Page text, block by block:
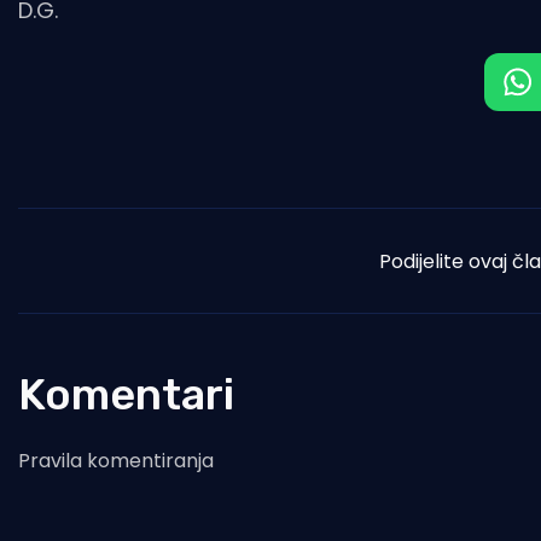
D.G.
Podijelite ovaj
Komentari
Pravila komentiranja